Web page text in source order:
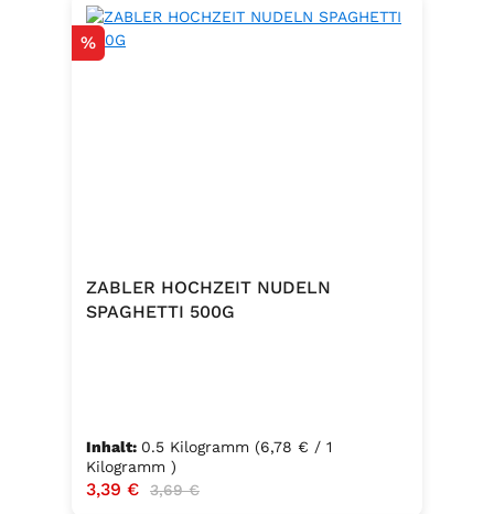
Rabatt
%
ZABLER HOCHZEIT NUDELN
SPAGHETTI 500G
Inhalt: 0.5 Kilogramm (6,78 € / 1
Kilogramm )
Verkaufspreis:
3,39 € Regulärer Preis:
3,69 €